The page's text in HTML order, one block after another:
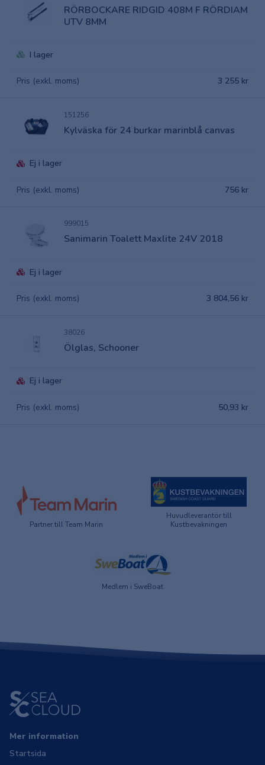
RÖRBOCKARE RIDGID 408M F RÖRDIAM
UTV 8MM
I lager
Pris (exkl. moms) 3 255 kr
151256
Kylväska för 24 burkar marinblå canvas
Ej i lager
Pris (exkl. moms) 756 kr
999015
Sanimarin Toalett Maxlite 24V 2018
Ej i lager
Pris (exkl. moms) 3 804,56 kr
38026
Ölglas, Schooner
Ej i lager
Pris (exkl. moms) 50,93 kr
Partner till Team Marin
Huvudleverantör till
Kustbevakningen
Medlem i SweBoat
Mer information
Startsida